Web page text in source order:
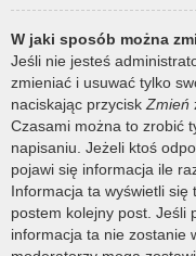
W jaki sposób można
Jeśli nie jesteś
zmieniać i usuwać tylko
naciskając przycisk Zmień
Czasami można to zrobić
napisaniu. Jeżeli ktoś
pojawi się informacja ile
Informacja ta wyświetli się
postem kolejny post. Jeśli
informacja ta nie zostanie